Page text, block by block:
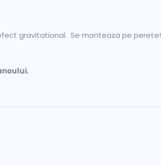
gravitational. Se monteaza pe perete!